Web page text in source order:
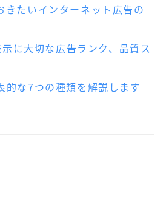
きたいインターネット広告の
に大切な広告ランク、品質ス
的な7つの種類を解説します